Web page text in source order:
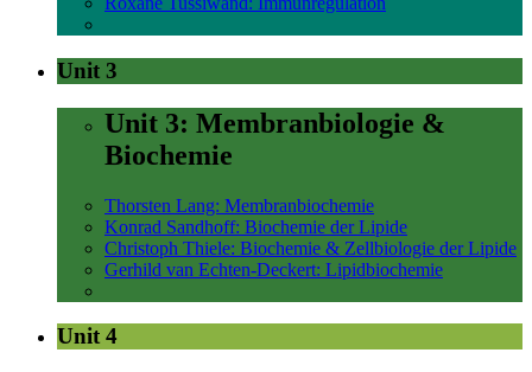
Unit 3
Unit 3: Membranbiologie &
Biochemie
Thorsten Lang: Membranbiochemie
Konrad Sandhoff: Biochemie der Lipide
Christoph Thiele: Biochemie & Zellbiologie der Lipide
Gerhild van Echten-Deckert: Lipidbiochemie
Unit 4